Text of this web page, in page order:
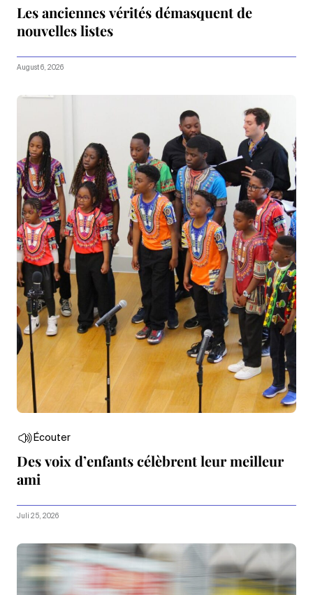
Les anciennes vérités démasquent de
nouvelles listes
August 6, 2026
Écouter
Des voix d’enfants célèbrent leur meilleur
ami
Juli 25, 2026